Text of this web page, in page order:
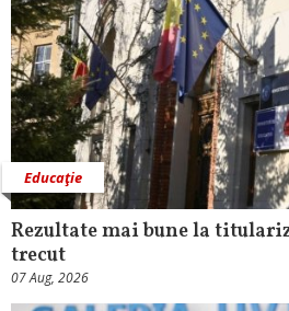
Educaţie
Rezultate mai bune la
trecut
07 Aug, 2026